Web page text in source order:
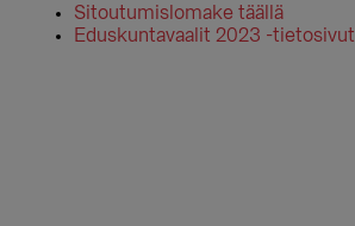
Sitoutumislomake täällä
Eduskuntavaalit 2023 -tietosivut